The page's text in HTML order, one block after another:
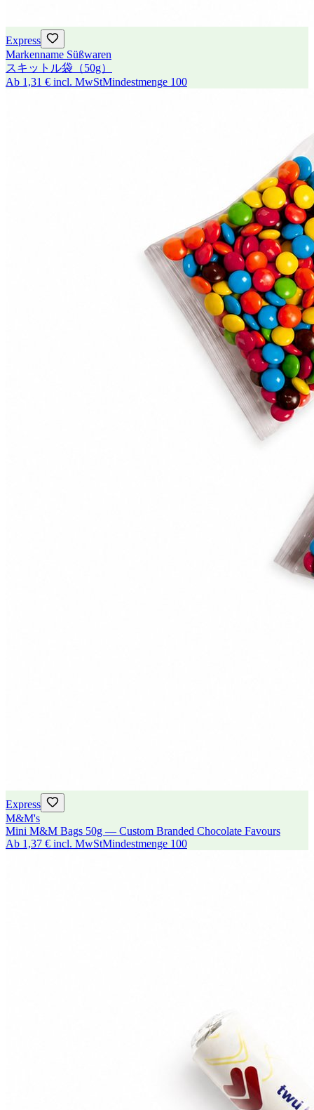
Express
Markenname Süßwaren
スキットル袋（50g）
Ab 1,31 € incl. MwStMindestmenge 100
Express
M&M's
Mini M&M Bags 50g — Custom Branded Chocolate Favours
Ab 1,37 € incl. MwStMindestmenge 100